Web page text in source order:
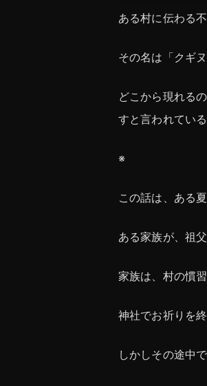
ある村に伝わる
その名は「クギ
どこから現れる
すと言われている
※
この話は、ある
ある家族が、祖
家族は、村の慣
神社でお祈りを
しかしその途中